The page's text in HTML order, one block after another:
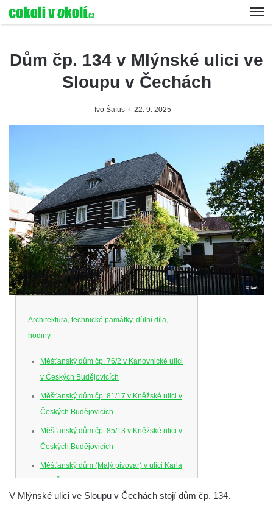
Dům čp. 134 v Mlýnské ulici ve
Sloupu v Čechách
Ivo Šafus 22. 9. 2025
Architektura, technické památky, důlní díla,
hodiny
Měšťanský dům čp. 76/2 v Kanovnické ulici
v Českých Budějovicích
Měšťanský dům čp. 81/17 v Kněžské ulici v
Českých Budějovicích
Měšťanský dům čp. 85/13 v Kněžské ulici v
Českých Budějovicích
Měšťanský dům (Malý pivovar) v ulici Karla
IV. v Českých Budějovicích
Dům U Ferusů na Senovážném náměstí v
V Mlýnské ulici ve Sloupu v Čechách stojí dům čp. 134.